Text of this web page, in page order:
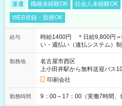
派遣 職種未経験OK 社会人未経験OK
WEB登録・面接OK
給与
時給1400円 ＊日給9,800円
い・週払い（速払システム）
勤務地
名古屋市西区
上小田井駅から無料送迎バス
印刷会社
勤務時間 9：00～17：00（実働7時間、